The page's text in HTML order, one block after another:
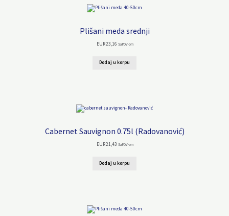
Plišani meda srednji
EUR23,16 Sa PDV-om
Dodaj u korpu
Cabernet Sauvignon 0.75l (Radovanović)
EUR21,43 Sa PDV-om
Dodaj u korpu